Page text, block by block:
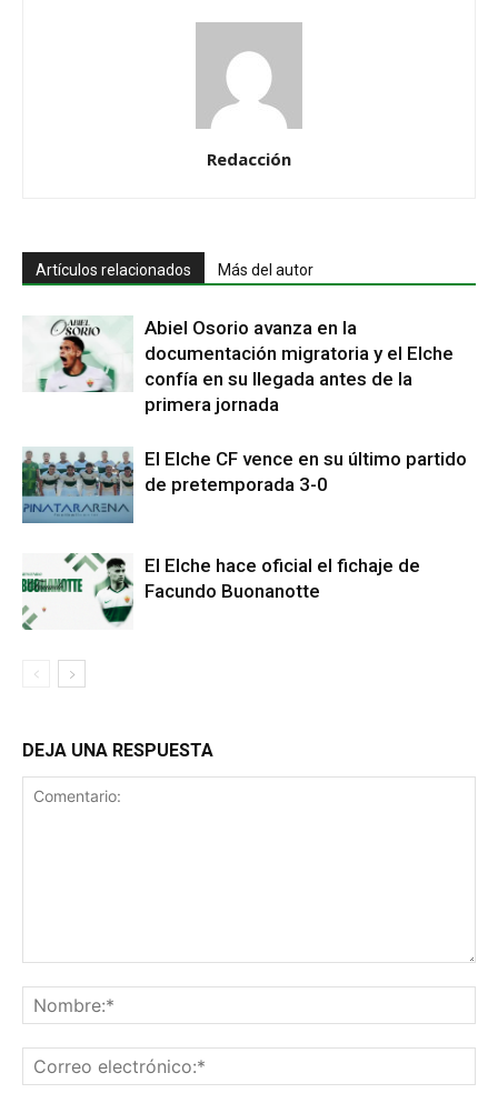
Redacción
Artículos relacionados Más del autor
Abiel Osorio avanza en la
documentación migratoria y el Elche
confía en su llegada antes de la
primera jornada
El Elche CF vence en su último partido
de pretemporada 3-0
El Elche hace oficial el fichaje de
Facundo Buonanotte
DEJA UNA RESPUESTA